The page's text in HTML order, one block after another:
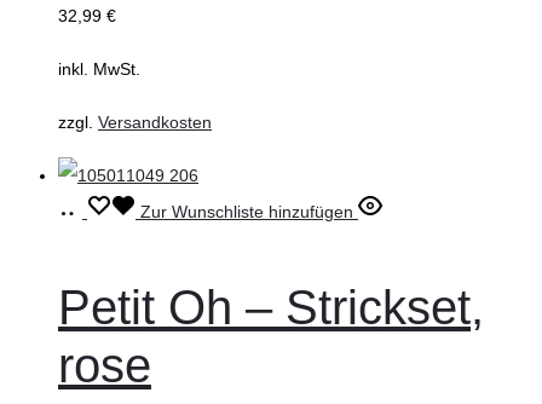
der
werden
32,99 €
inkl. MwSt.
zzgl. Versandkosten
Ausführung
Dieses
mehrere
Varianten
auf.
Zur Wunschliste hinzufügen
Petit Oh – Strickset,
rose